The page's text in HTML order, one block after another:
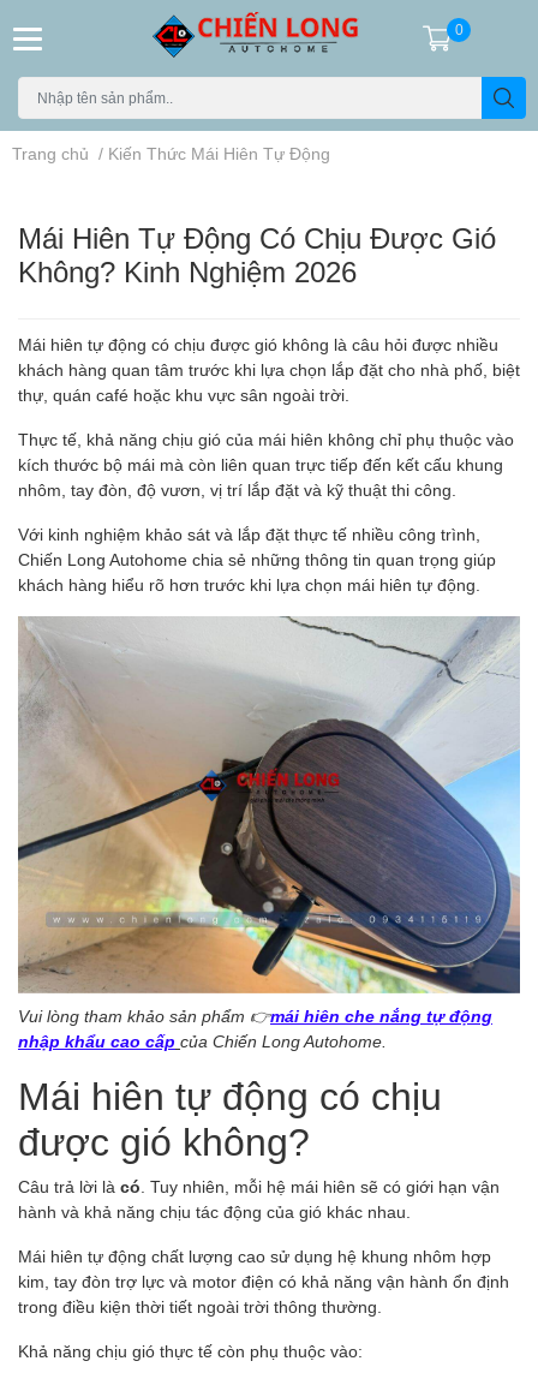
0
Trang chủ / Kiến Thức Mái Hiên Tự Động
Mái Hiên Tự Động Có Chịu Được Gió
Không? Kinh Nghiệm 2026
Mái hiên tự động có chịu được gió không là câu hỏi được nhiều
khách hàng quan tâm trước khi lựa chọn lắp đặt cho nhà phố, biệt
thự, quán café hoặc khu vực sân ngoài trời.
Thực tế, khả năng chịu gió của mái hiên không chỉ phụ thuộc vào
kích thước bộ mái mà còn liên quan trực tiếp đến kết cấu khung
nhôm, tay đòn, độ vươn, vị trí lắp đặt và kỹ thuật thi công.
Với kinh nghiệm khảo sát và lắp đặt thực tế nhiều công trình,
Chiến Long Autohome chia sẻ những thông tin quan trọng giúp
khách hàng hiểu rõ hơn trước khi lựa chọn mái hiên tự động.
Vui lòng tham khảo sản phẩm 👉mái hiên che nắng tự động
nhập khẩu cao cấp của Chiến Long Autohome.
Mái hiên tự động có chịu
được gió không?
Câu trả lời là có . Tuy nhiên, mỗi hệ mái hiên sẽ có giới hạn vận
hành và khả năng chịu tác động của gió khác nhau.
Mái hiên tự động chất lượng cao sử dụng hệ khung nhôm hợp
kim, tay đòn trợ lực và motor điện có khả năng vận hành ổn định
trong điều kiện thời tiết ngoài trời thông thường.
Khả năng chịu gió thực tế còn phụ thuộc vào: